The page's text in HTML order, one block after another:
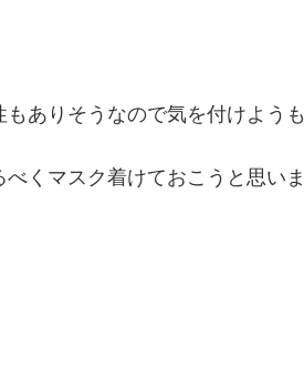
ありそうなので気を付けようも
くマスク着けておこうと思いま